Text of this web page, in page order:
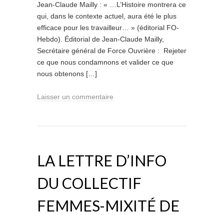
Jean-Claude Mailly : « …L’Histoire montrera ce
qui, dans le contexte actuel, aura été le plus
efficace pour les travailleur… » (éditorial FO-
Hebdo). Éditorial de Jean-Claude Mailly,
Secrétaire général de Force Ouvrière : Rejeter
ce que nous condamnons et valider ce que
nous obtenons […]
Laisser un commentaire
LA LETTRE D’INFO
DU COLLECTIF
FEMMES-MIXITÉ DE